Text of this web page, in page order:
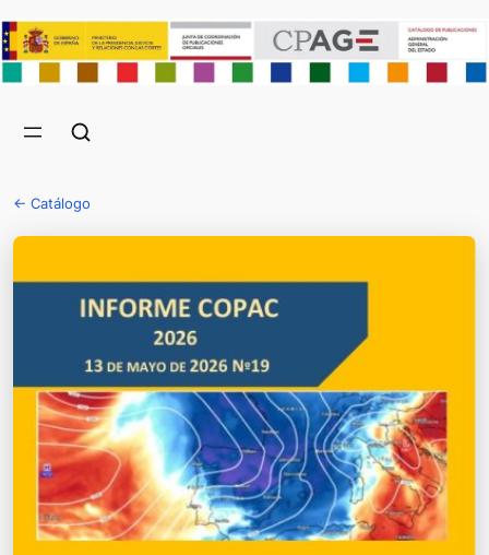
← Catálogo